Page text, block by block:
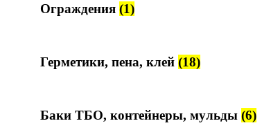
Ограждения (1)
Герметики, пена, клей (18)
Баки ТБО, контейнеры, мульды (6)